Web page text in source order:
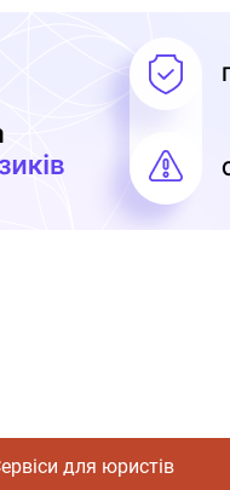
для юристів